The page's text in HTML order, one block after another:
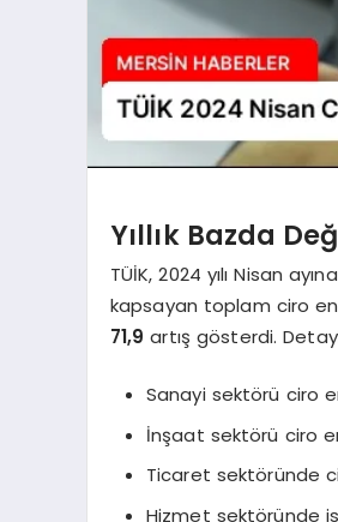
Yıllık Bazda
TÜİK, 2024 yılı Nisan
kapsayan toplam ciro
71,9 artış gösterdi.
Sanayi sektörü ciro
İnşaat sektörü ciro
Ticaret sektöründe
Hizmet sektöründe